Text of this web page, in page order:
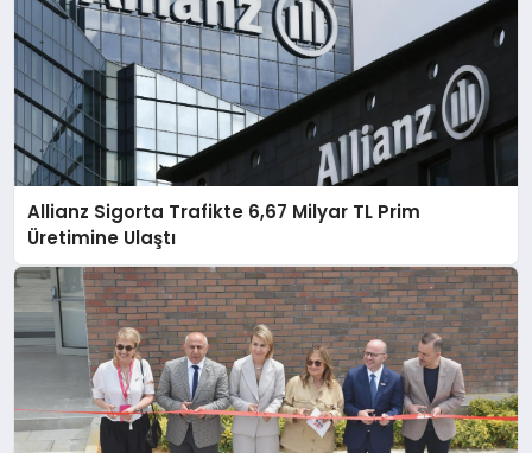
Allianz Sigorta Trafikte 6,67 Milyar TL Prim
Üretimine Ulaştı